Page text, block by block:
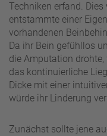
Techniken erfand.
entstammte einer
vorhandenen
Da ihr Bein gefühllos
die Amputation
das kontinuierliche
Dicke mit einer
würde ihr Linderung
Zunächst sollte jene